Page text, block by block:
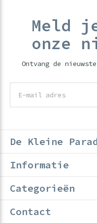
Meld
onze
Ontvang de
De Kleine
Informatie
Categorieën
Contact